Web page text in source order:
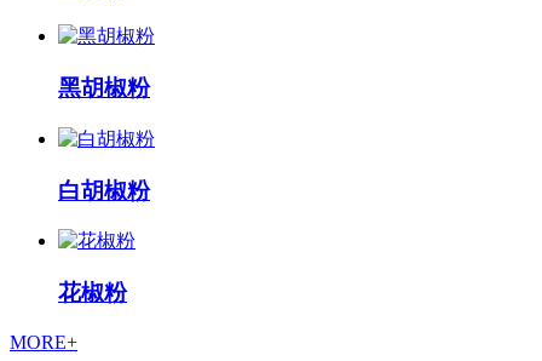
黑胡椒粉
白胡椒粉
花椒粉
MORE+